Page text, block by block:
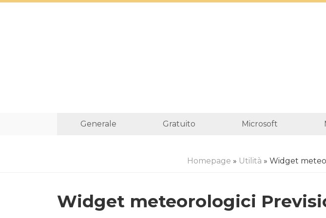
Generale Gratuito Microsoft
Homepage » Utilità » Widget
Widget meteorologici